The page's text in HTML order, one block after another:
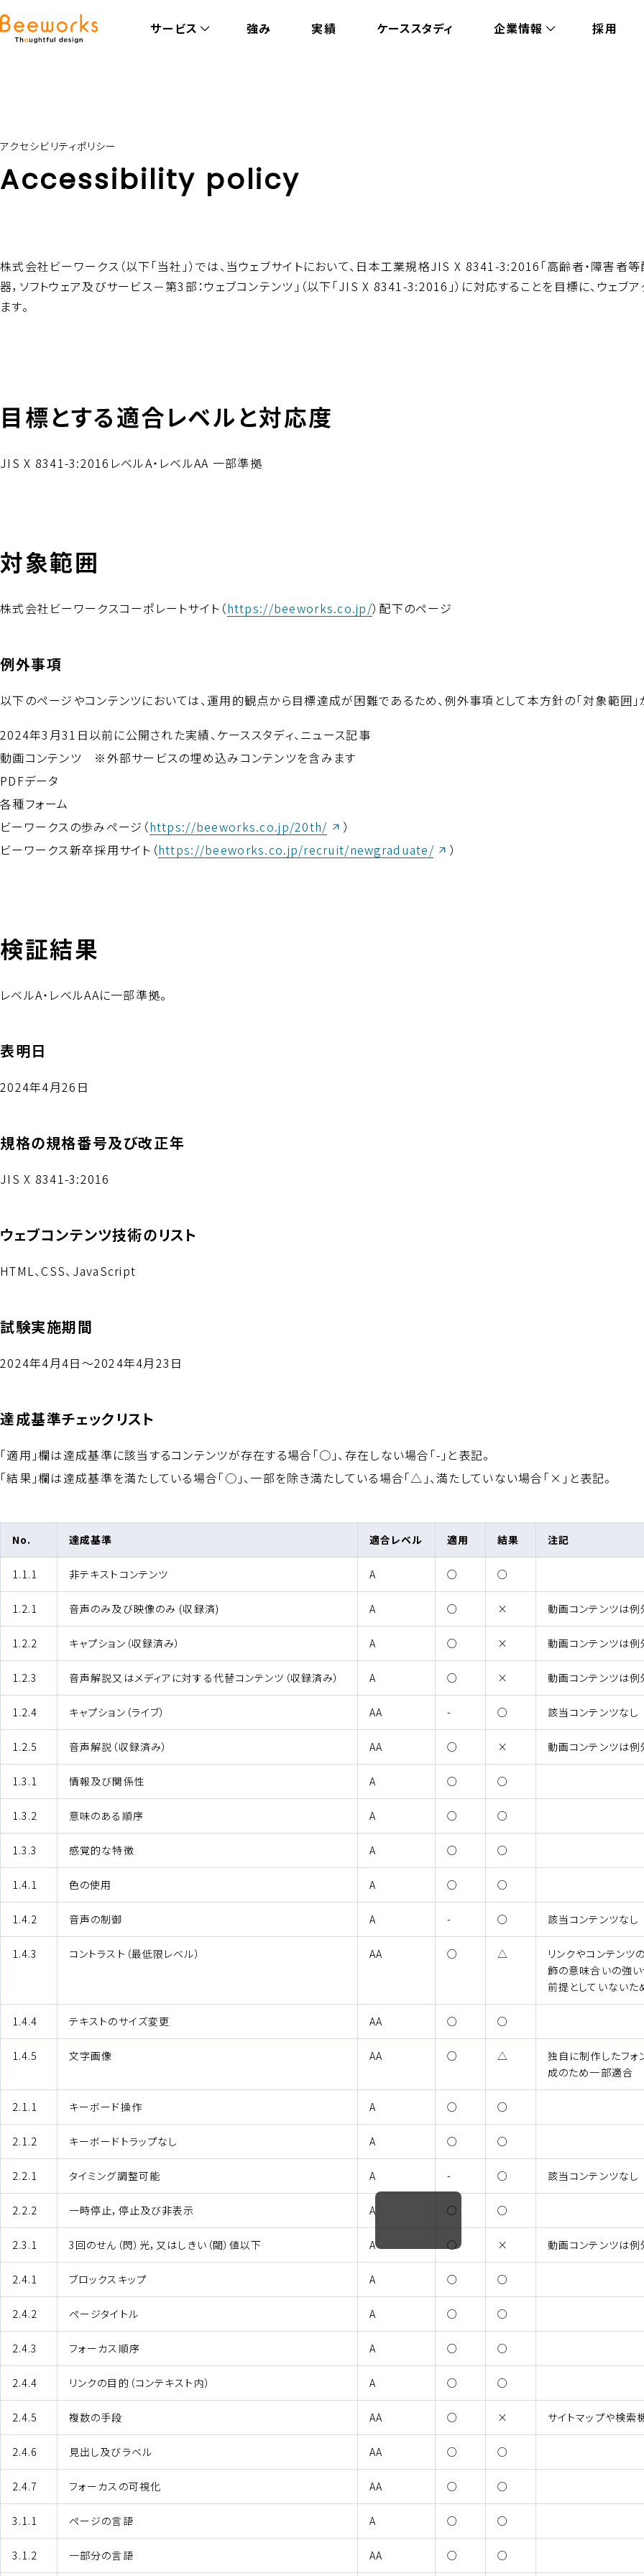
サービス 強み 実績 ケーススタディ 企業情報 採用
アクセシビリティポリシー
Accessibility policy
株式会社ビーワークス（以下「当社」）では、当ウェブサイトにおいて、日本工業規格JIS X 8341-3:2016「高齢者・障害
器，ソフトウェア及びサービス－第3部：ウェブコンテンツ」（以下「JIS X 8341-3:2016」）に対応することを目標に、ウェブ
ます。
目標とする適合レベルと対応度
JIS X 8341-3:2016レベルA・レベルAA 一部準拠
対象範囲
株式会社ビーワークスコーポレートサイト（https://beeworks.co.jp/）配下のページ
例外事項
以下のページやコンテンツにおいては、運用的観点から目標達成が困難であるため、例外事項として本方針の「対象範囲」
2024年3月31日以前に公開された実績、ケーススタディ、ニュース記事
動画コンテンツ ※外部サービスの埋め込みコンテンツを含みます
PDFデータ
各種フォーム
ビーワークスの歩みページ（https://beeworks.co.jp/20th/ （新しいウィンドウが開きます）
）
ビーワークス新卒採用サイト（https://beeworks.co.jp/recruit/newgraduate/（新しいウィンドウが開きます）
）
検証結果
レベルA・レベルAAに一部準拠。
表明日
2024年4月26日
規格の規格番号及び改正年
JIS X 8341-3:2016
ウェブコンテンツ技術のリスト
HTML、CSS、JavaScript
試験実施期間
2024年4月4日〜2024年4月23日
達成基準チェックリスト
「適用」欄は達成基準に該当するコンテンツが存在する場合「○ （適用される）
」、存在しない場合「- （適用されない）
」と表記。
「結果」欄は達成基準を満たしている場合「○（適合）
」、一部を除き満たしている場合「△ （一部適合）
」、満たしていない場合「× （非適合）
」と表記。
水平方向にスクロール可能です。
達成基準チェックリストの詳細
No. 達成基準 適合レベル 適用 結果 注記
1.1.1 非テキストコンテンツ A ○ （適用される）
○
1.2.1 音声のみ及び映像のみ (収録済) A ○ （適用される）
× （非適合）動画コンテンツは
1.2.2 キャプション（収録済み） A ○ （適用される）
× （非適合）動画コンテンツは
1.2.3 音声解説又はメディアに対する代替コンテンツ（収録済み） A ○ （適用される）
× （非適合）動画コンテンツは
1.2.4 キャプション（ライブ） AA - （適用されない）
○ 該当コンテンツなし
1.2.5 音声解説（収録済み） AA ○ （適用される）
× （非適合）動画コンテンツは
1.3.1 情報及び関係性 A ○ （適用される）
○
1.3.2 意味のある順序 A ○ （適用される）
○
1.3.3 感覚的な特徴 A ○ （適用される）
○
1.4.1 色の使用 A ○ （適用される）
○
1.4.2 音声の制御 A - （適用されない）
○ 該当コンテンツなし
1.4.3 コントラスト（最低限レベル） AA ○ （適用される）
△ （一部適合）リンクやコンテンツ
飾の意味合いの強
前提としていない
1.4.4 テキストのサイズ変更 AA ○ （適用される）
○
1.4.5 文字画像 AA ○ （適用される）
△ （一部適合）独自に制作したフォ
成のため一部適合
2.1.1 キーボード操作 A ○ （適用される）
○
2.1.2 キーボードトラップなし A ○ （適用される）
○
2.2.1 タイミング調整可能 A - （適用されない）
○ 該当コンテンツなし
2.2.2 一時停止，停止及び非表示 A ○ （適用される）
○
2.3.1 3回のせん（閃）光，又はしきい（閾）値以下 A ○（適用される）
× （非適合）動画コンテンツは
2.4.1 ブロックスキップ A ○ （適用される）
○
2.4.2 ページタイトル A ○ （適用される）
○
2.4.3 フォーカス順序 A ○ （適用される）
○
2.4.4 リンクの目的（コンテキスト内） A ○ （適用される）
○
2.4.5 複数の手段 AA ○ （適用される）
× （非適合）サイトマップや検
2.4.6 見出し及びラベル AA ○ （適用される）
○
2.4.7 フォーカスの可視化 AA ○ （適用される）
○
3.1.1 ページの言語 A ○ （適用される）
○
3.1.2 一部分の言語 AA ○ （適用される）
○